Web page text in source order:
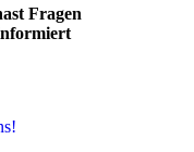
Fragen